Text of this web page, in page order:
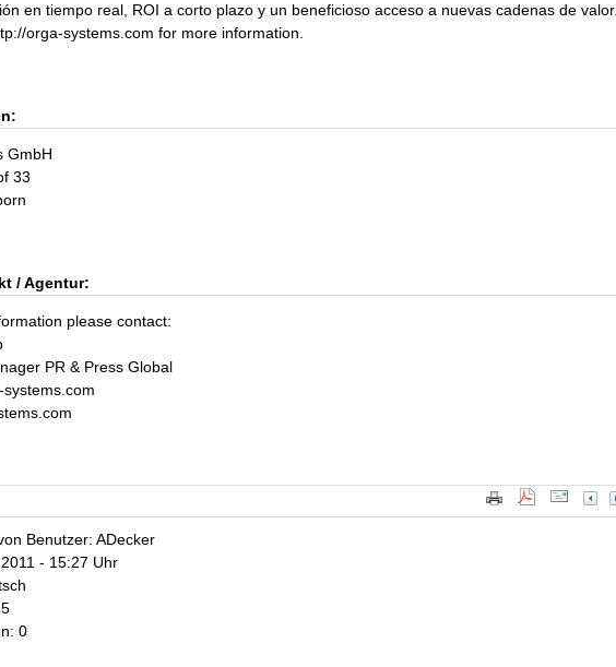
en tiempo real, ROI a corto plazo y un beneficioso acceso a nuevas cadenas de valor.
orga-systems.com for more information.
GmbH
33
/ Agentur:
please contact:
PR & Press Global
Benutzer: ADecker
- 15:27 Uhr
0